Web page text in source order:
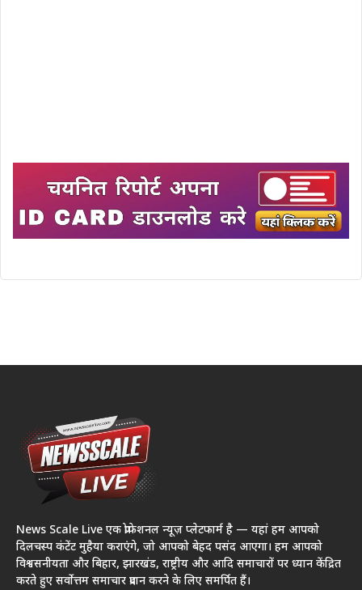
News Scale Live एक प्रोफेशनल न्यूज़ प्लेटफार्म है — यहां हम आपको
दिलचस्प कंटेंट मुहैया कराएंगे, जो आपको बेहद पसंद आएगा। हम आपको
विश्वसनीयता और बिहार, झारखंड, राष्ट्रीय और आदि समाचारों पर ध्यान केंद्रित
करते हुए सर्वोत्तम समाचार प्रदान करने के लिए समर्पित हैं।